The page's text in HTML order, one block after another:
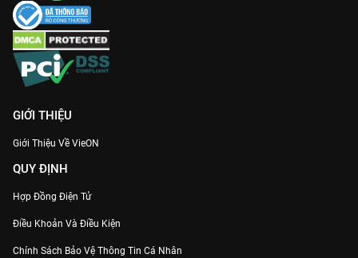
GIỚI THIỆU
Giới Thiệu Về VieON
QUY ĐỊNH
Hợp Đồng Điện Tử
Điều Khoản Và Điều Kiện
Chính Sách Bảo Vệ Thông Tin Cá Nhân